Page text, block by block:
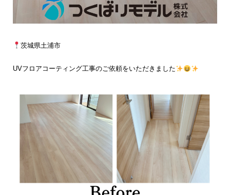
茨城県土浦市
UVフロアコーティング工事のご依頼をいただきました